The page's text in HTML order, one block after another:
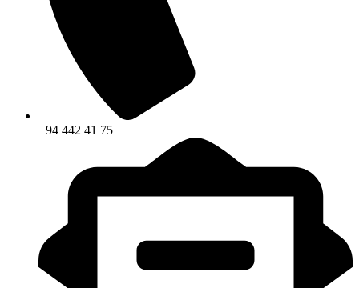
+94 442 41 75